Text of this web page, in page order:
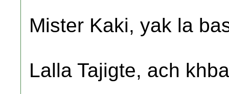
Mister Kaki, yak la
Lalla Tajigte, ach